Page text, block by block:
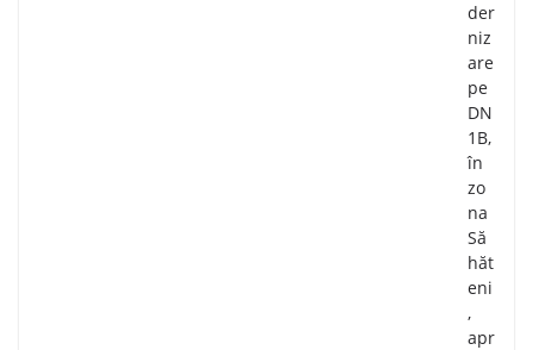
der
niz
are
pe
DN
1B,
în
zo
na
Să
hăt
eni
,
apr